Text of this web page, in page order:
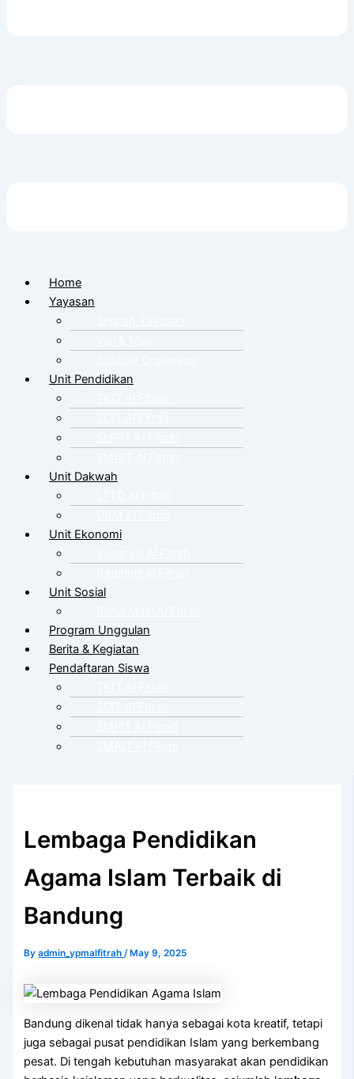
Home
Yayasan
Unit Pendidikan
Unit Dakwah
Unit Ekonomi
Unit Sosial
Program Unggulan
Berita & Kegiatan
Pendaftaran Siswa
Lembaga Pendidikan
Agama Islam Terbaik di
Bandung
Byadmin_ypmalfitrah/ May 9, 2025
Bandung dikenal tidak hanya sebagai kota kreatif, tetapi
juga sebagai pusat pendidikan Islam yang berkembang
pesat. Di tengah kebutuhan masyarakat akan pendidikan